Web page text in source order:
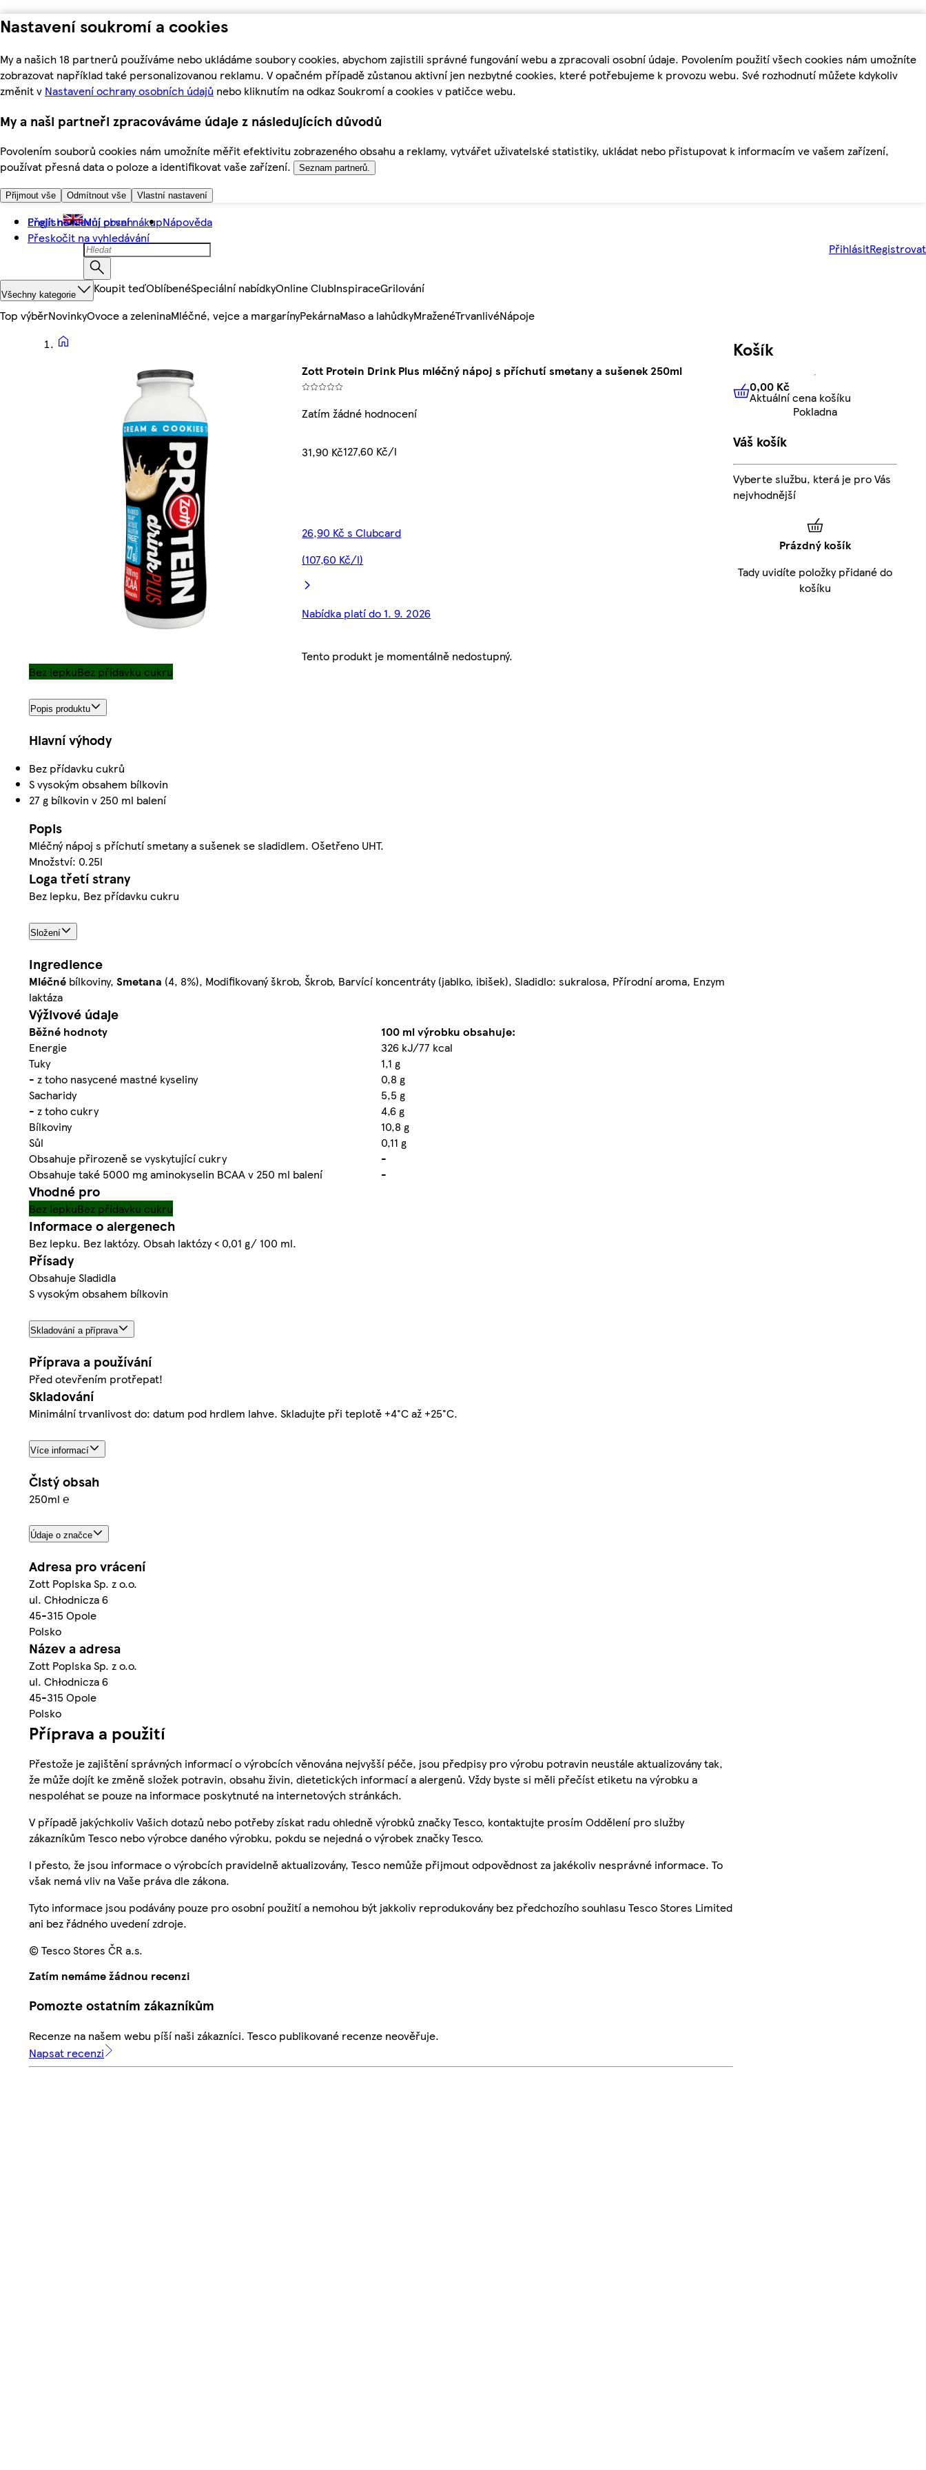
Nastavení soukromí a cookies
My a našich 18 partnerů používáme nebo ukládáme soubory cookies, abychom zajistili správné fungování webu a zpracovali osobní údaje. Povolením použití všech cookies nám umožníte
zobrazovat například také personalizovanou reklamu. V opačném případě zůstanou aktivní jen nezbytné cookies, které potřebujeme k provozu webu. Své rozhodnutí můžete kdykoliv
změnit v Nastavení ochrany osobních údajů nebo kliknutím na odkaz Soukromí a cookies v patičce webu.
My a naši partneři zpracováváme údaje z následujících důvodů
Povolením souborů cookies nám umožníte měřit efektivitu zobrazeného obsahu a reklamy, vytvářet uživatelské statistiky, ukládat nebo přistupovat k informacím ve vašem zařízení,
používat přesná data o poloze a identifikovat vaše zařízení.
Seznam partnerů.
Přijmout vše Odmítnout vše Vlastní nastavení
Přejít na hlavní obsah
Přeskočit na vyhledávání
English Můj první nákupNápověda
PřihlásitRegistrovat
Všechny kategorie Koupit teďOblíbenéSpeciální nabídkyOnline ClubInspiraceGrilování
Top výběrNovinkyOvoce a zeleninaMléčné, vejce a margarínyPekárnaMaso a lahůdkyMraženéTrvanlivéNápoje
Zott Protein Drink Plus mléčný nápoj s příchutí smetany a sušenek 250ml
Zatím žádné hodnocení
31,90 Kč127,60 Kč/l
26,90 Kč s Clubcard
(107,60 Kč/l)
Nabídka platí do 1. 9. 2026
Tento produkt je momentálně nedostupný.
Bez lepkuBez přídavku cukru
Popis produktu
Hlavní výhody
Bez přídavku cukrů
S vysokým obsahem bílkovin
27 g bílkovin v 250 ml balení
Popis
Mléčný nápoj s příchutí smetany a sušenek se sladidlem. Ošetřeno UHT.
Množství: 0.25l
Loga třetí strany
Bez lepku, Bez přídavku cukru
Složení
Ingredience
Mléčné bílkoviny, Smetana (4, 8%), Modifikovaný škrob, Škrob, Barvící koncentráty (jablko, ibišek), Sladidlo: sukralosa, Přírodní aroma, Enzym
laktáza
Výživové údaje
Běžné hodnoty
100 ml výrobku obsahuje:
Energie
326 kJ/77 kcal
Tuky
1,1 g
- z toho nasycené mastné kyseliny
0,8 g
Sacharidy
5,5 g
- z toho cukry
4,6 g
Bílkoviny
10,8 g
Sůl
0,11 g
Obsahuje přirozeně se vyskytující cukry
-
Obsahuje také 5000 mg aminokyselin BCAA v 250 ml balení
-
Vhodné pro
Bez lepkuBez přídavku cukru
Informace o alergenech
Bez lepku. Bez laktózy. Obsah laktózy < 0,01 g/ 100 ml.
Přísady
Obsahuje Sladidla
S vysokým obsahem bílkovin
Skladování a příprava
Příprava a používání
Před otevřením protřepat!
Skladování
Minimální trvanlivost do: datum pod hrdlem lahve. Skladujte při teplotě +4°C až +25°C.
Více informací
Čistý obsah
250ml ℮
Údaje o značce
Adresa pro vrácení
Zott Poplska Sp. z o.o.
ul. Chłodnicza 6
45-315 Opole
Polsko
Název a adresa
Zott Poplska Sp. z o.o.
ul. Chłodnicza 6
45-315 Opole
Polsko
Příprava a použití
Přestože je zajištění správných informací o výrobcích věnována nejvyšší péče, jsou předpisy pro výrobu potravin neustále aktualizovány tak,
že může dojít ke změně složek potravin, obsahu živin, dietetických informací a alergenů. Vždy byste si měli přečíst etiketu na výrobku a
nespoléhat se pouze na informace poskytnuté na internetových stránkách.
V případě jakýchkoliv Vašich dotazů nebo potřeby získat radu ohledně výrobků značky Tesco, kontaktujte prosím Oddělení pro služby
zákazníkům Tesco nebo výrobce daného výrobku, pokdu se nejedná o výrobek značky Tesco.
I přesto, že jsou informace o výrobcích pravidelně aktualizovány, Tesco nemůže přijmout odpovědnost za jakékoliv nesprávné informace. To
však nemá vliv na Vaše práva dle zákona.
Tyto informace jsou podávány pouze pro osobní použití a nemohou být jakkoliv reprodukovány bez předchozího souhlasu Tesco Stores Limited
ani bez řádného uvedení zdroje.
© Tesco Stores ČR a.s.
Zatím nemáme žádnou recenzi
Pomozte ostatním zákazníkům
Recenze na našem webu píší naši zákazníci. Tesco publikované recenze neověřuje.
Napsat recenzi
Košík
0,00 KčAktuální cena košíku
0,00 Kč
Aktuální cena košíku
Pokladna
Váš košík
Vyberte službu, která je pro Vás
nejvhodnější
Prázdný košík
Tady uvidíte položky přidané do
košíku